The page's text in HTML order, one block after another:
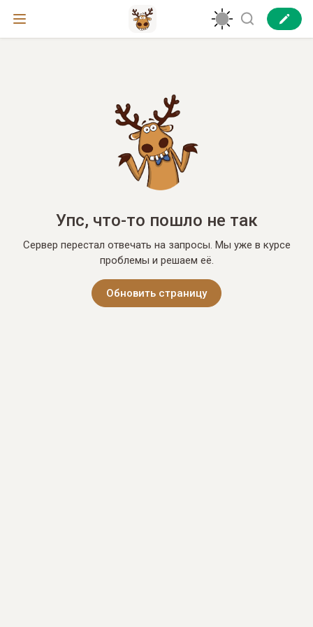
Упс, что-то пошло не так
Сервер перестал отвечать на запросы. Мы уже в курсе
проблемы и решаем её.
Обновить страницу